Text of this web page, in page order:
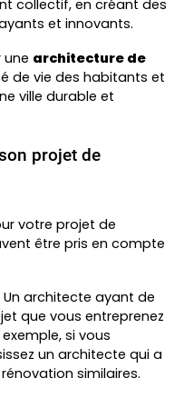
collectif, en créant des
et innovants.
une architecture de
de vie des habitants et
ville durable et
projet de
votre projet de
être pris en compte
Un architecte ayant de
que vous entreprenez
si vous
un architecte qui a
similaires.